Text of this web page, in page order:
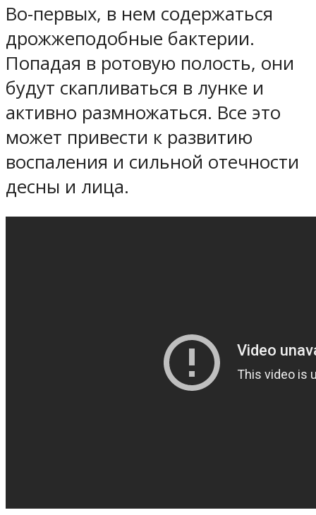
Во-первых, в нем содержаться
дрожжеподобные бактерии.
Попадая в ротовую полость, они
будут скапливаться в лунке и
активно размножаться. Все это
может привести к развитию
воспаления и сильной отечности
десны и лица.